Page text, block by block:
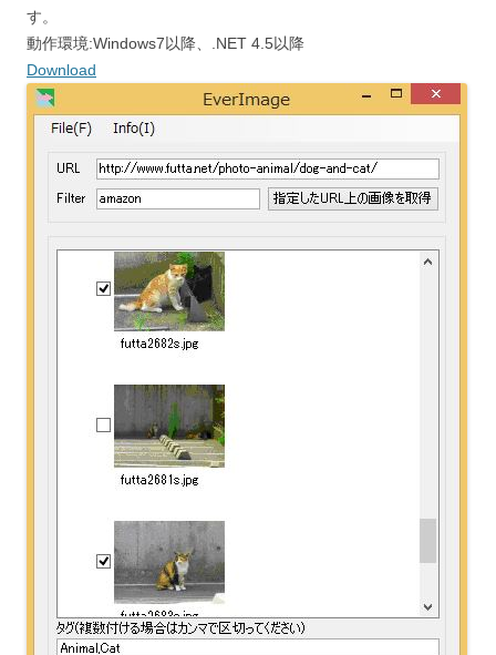
す。
動作環境:Windows7以降、.NET 4.5以降
Download